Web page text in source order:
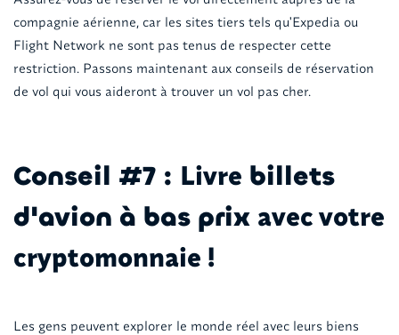
compagnie aérienne, car les sites tiers tels qu'Expedia ou
Flight Network ne sont pas tenus de respecter cette
restriction. Passons maintenant aux conseils de réservation
de vol qui vous aideront à trouver un vol pas cher.
Conseil #7 : Livre billets
d'avion à bas prix avec votre
cryptomonnaie !
Les gens peuvent explorer le monde réel avec leurs biens